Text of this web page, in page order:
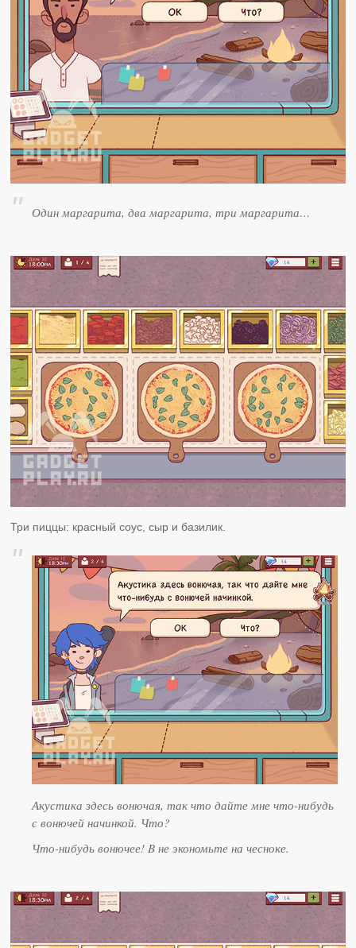
Один маргарита, два маргарита, три маргарита…
Три пиццы: красный соус, сыр и базилик.
Акустика здесь вонючая, так что дайте мне что-нибудь
с вонючей начинкой. Что?
Что-нибудь вонючее! B не экономьте на чесноке.